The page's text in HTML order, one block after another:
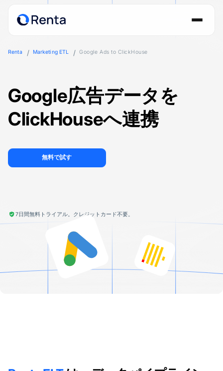
Renta Marketing ETL Google Ads to ClickHouse
Google広告データを
ClickHouseへ連携
無料で試す
7日間無料トライアル。クレジットカード不要。